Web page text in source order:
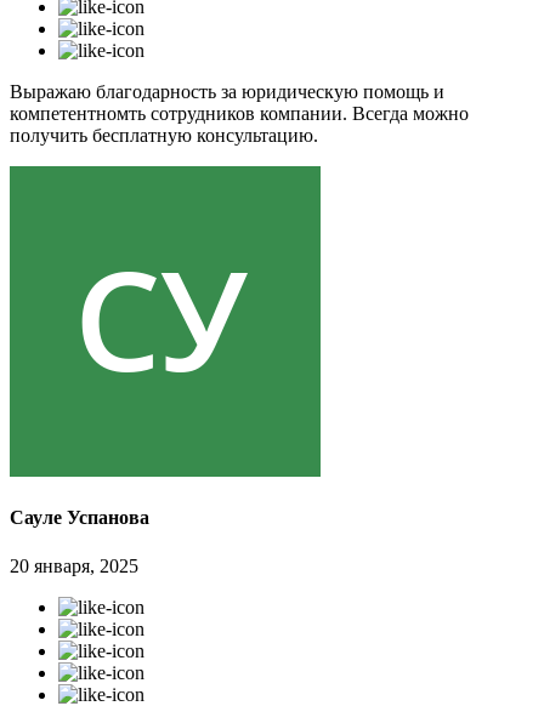
Выражаю благодарность за юридическую помощь и
компетентномть сотрудников компании. Всегда можно
получить бесплатную консультацию.
Сауле Успанова
20 января, 2025